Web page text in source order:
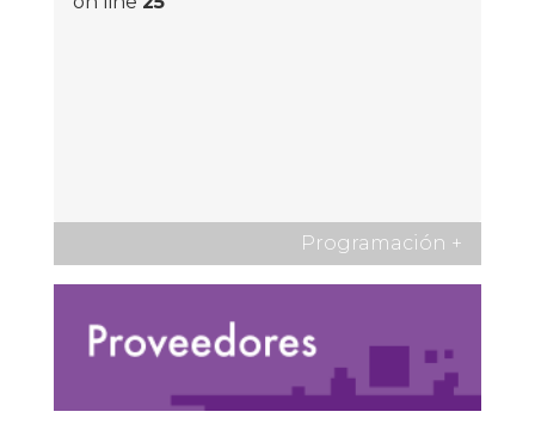
Programación +